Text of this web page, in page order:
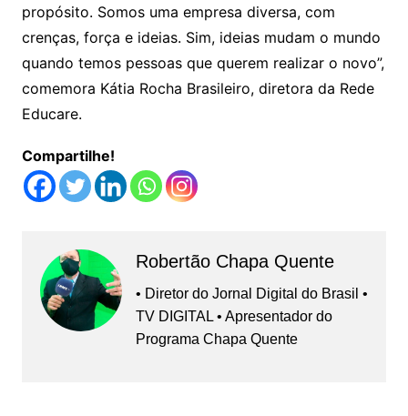
propósito. Somos uma empresa diversa, com
crenças, força e ideias. Sim, ideias mudam o mundo
quando temos pessoas que querem realizar o novo”,
comemora Kátia Rocha Brasileiro, diretora da Rede
Educare.
Compartilhe!
Robertão Chapa Quente
• Diretor do Jornal Digital do Brasil •
TV DIGITAL • Apresentador do
Programa Chapa Quente